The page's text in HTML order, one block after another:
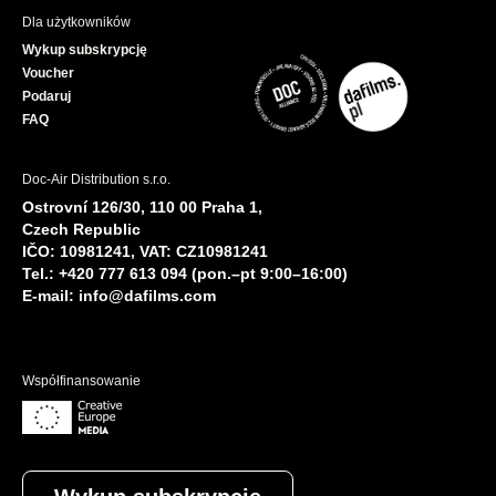
Dla użytkowników
Wykup subskrypcję
Voucher
Podaruj
FAQ
Doc-Air Distribution s.r.o.
Ostrovní 126/30, 110 00 Praha 1,
Czech Republic
IČO: 10981241, VAT: CZ10981241
Tel.: +420 777 613 094 (pon.–pt 9:00–16:00)
E-mail: info@dafilms.com
Współfinansowanie